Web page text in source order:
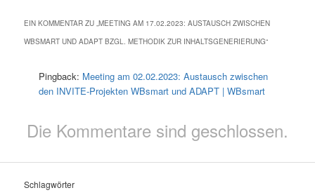
EIN KOMMENTAR ZU „MEETING AM 17.02.2023: AUSTAUSCH ZWISCHEN
WBSMART UND ADAPT BZGL. METHODIK ZUR INHALTSGENERIERUNG“
Pingback: Meeting am 02.02.2023: Austausch zwischen
den INVITE-Projekten WBsmart und ADAPT | WBsmart
Die Kommentare sind geschlossen.
Schlagwörter